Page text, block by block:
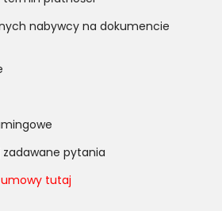
nabywcy na dokumencie
zadawane pytania
tutaj